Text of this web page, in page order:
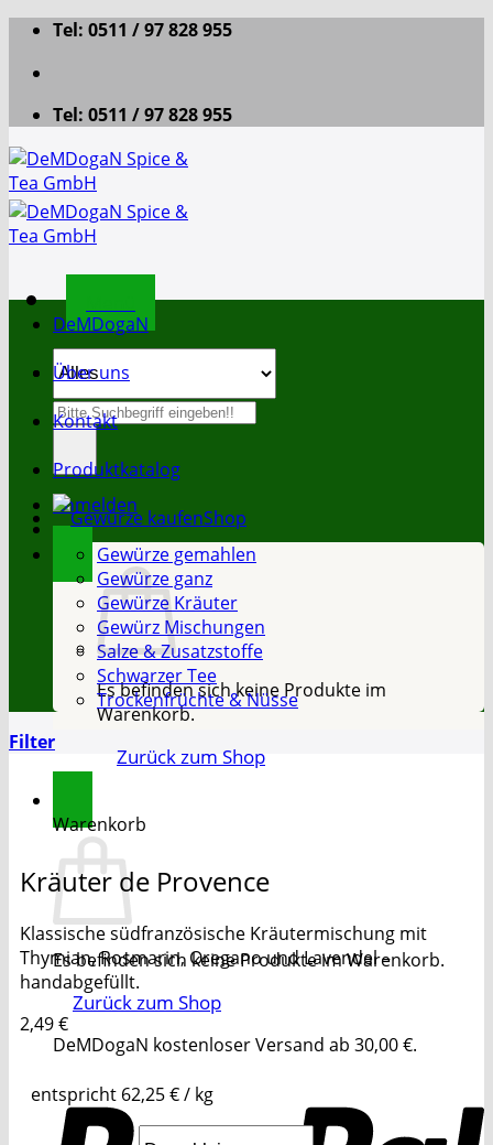
Zum
springen
Tel: 0511 / 97 828 955
Tel: 0511 / 97 828 955
Suche
nach:
Anmelden
Es befinden sich keine Produkte im
Warenkorb.
Zurück zum Shop
Warenkorb
Es befinden sich keine Produkte im Warenkorb.
Zurück zum Shop
DeMDogaN kostenloser Versand ab 30,00 €.
DeMDogaN
Über uns
Kontakt
Produktkatalog
Shop
Gewürze gemahlen
Gewürze ganz
Gewürze Kräuter
Gewürz Mischungen
Salze & Zusatzstoffe
Schwarzer Tee
Trockenfrüchte & Nüsse
Filter
Kräuter de Provence
Klassische südfranzösische Kräutermischung mit
Thymian, Rosmarin, Oregano und Lavendel –
handabgefüllt.
2,49€
entspricht 62,25€/ kg